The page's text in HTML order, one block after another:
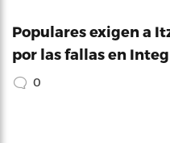
Populares exigen a
por las fallas en
0